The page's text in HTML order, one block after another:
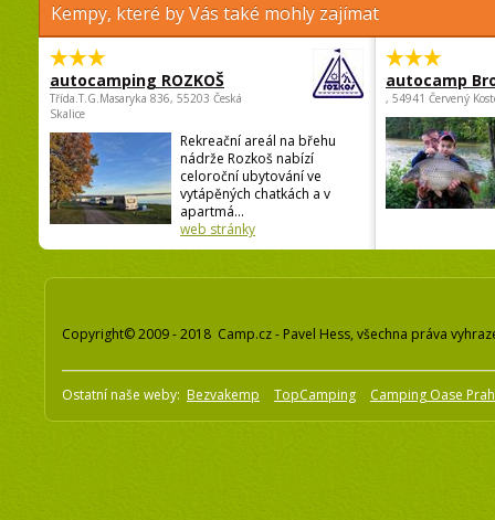
Kempy, které by Vás také mohly zajímat
autocamping ROZKOŠ
Třída.T.G.Masaryka 836, 55203 Česká
Skalice
Rekreační areál na břehu
nádrže Rozkoš nabízí
celoroční ubytování ve
vytápěných chatkách a v
apartmá...
web stránky
autocamp
, 54941 Červený
Copyright© 2009 - 2018 Camp.cz - Pavel Hess, všechna práva
Ostatní naše weby: Bezvakemp TopCamping Camping Oase